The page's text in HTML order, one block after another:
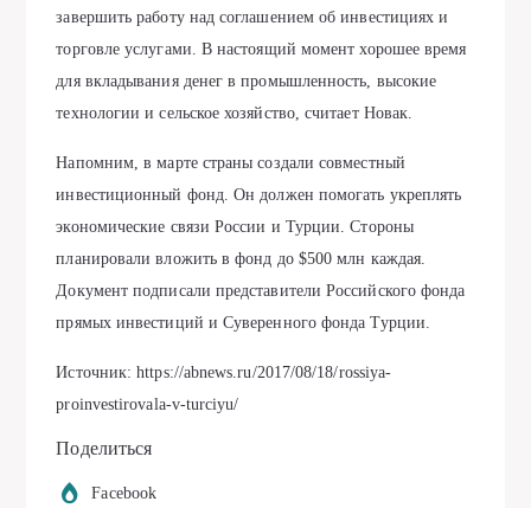
завершить работу над соглашением об инвестициях и
торговле услугами. В настоящий момент хорошее время
для вкладывания денег в промышленность, высокие
технологии и сельское хозяйство, считает Новак.
Напомним, в марте страны создали совместный
инвестиционный фонд. Он должен помогать укреплять
экономические связи России и Турции. Стороны
планировали вложить в фонд до $500 млн каждая.
Документ подписали представители Российского фонда
прямых инвестиций и Суверенного фонда Турции.
Источник: https://abnews.ru/2017/08/18/rossiya-
proinvestirovala-v-turciyu/
Поделиться
Facebook